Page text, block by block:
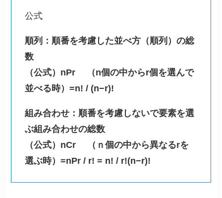
公式
順列：順番を考慮した並べ方（順列）の総
数
（公式）nPr （n個の中からr個を選んで
並べる時）=n! / (n−r)!
組み合わせ：順番を考慮しないで要素を選
ぶ組み合わせの総数
（公式）nCr （ｎ個の中から異なるrを
選ぶ時）=nPr / r! = n! / r!(n−r)!